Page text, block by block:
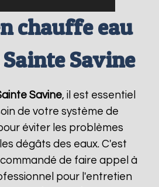
chauffe eau
Savine
Savine, il est essentiel
de votre système de
éviter les problèmes
dégâts des eaux. C'est
de faire appel à
pour l'entretien